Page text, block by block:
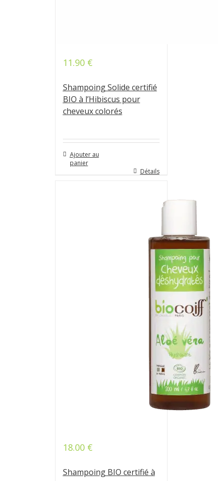
11.90 €
Shampoing Solide certifié
BIO à l’Hibiscus pour
cheveux colorés
Ajouter au
panier
Détails
18.00 €
Shampoing BIO certifié à